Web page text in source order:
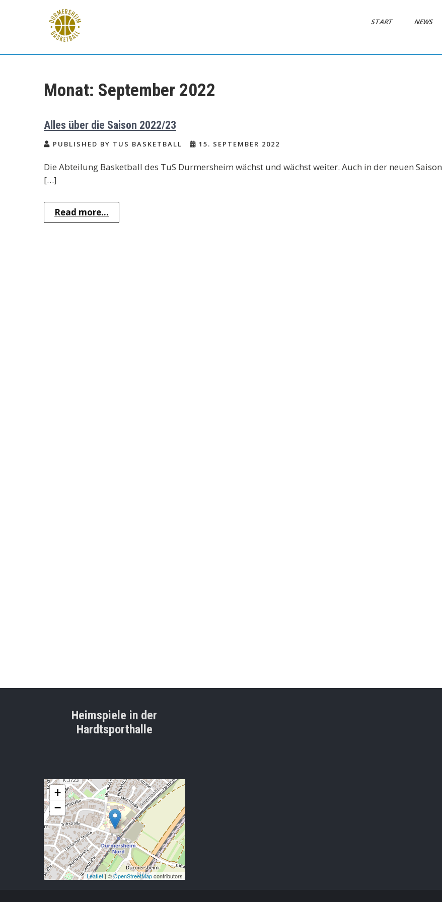
TuS Durmersheim
START NEWS
Monat: September 2022
Alles über die Saison 2022/23
PUBLISHED BY TUS BASKETBALL 15. SEPTEMBER 2022
Die Abteilung Basketball des TuS Durmersheim wächst und wächst weiter. Auch in der neuen Saison
[…]
Read more...
Heimspiele in der
Hardtsporthalle
+
−
Leaflet| ©OpenStreetMapcontributors